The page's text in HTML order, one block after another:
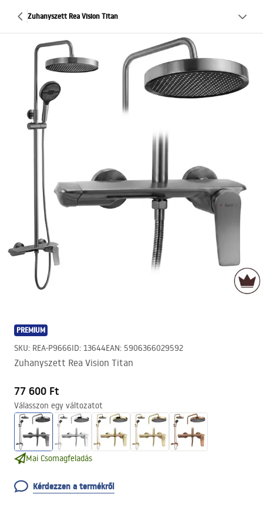
Zuhanyszett Rea Vision Titan
PREMIUM
SKU: REA-P9666ID: 13644EAN: 5906366029592
Zuhanyszett Rea Vision Titan
77 600 Ft
Válasszon egy változatot
Mai Csomagfeladás
Kérdezzen a termékről